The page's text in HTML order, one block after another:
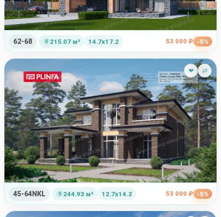
62-68 215.07 м² 14.7x17.2 53 000 ₽ -5%
❤ ⇄
45-64NKL 244.93 м² 12.7x14.2 53 000 ₽ -5%